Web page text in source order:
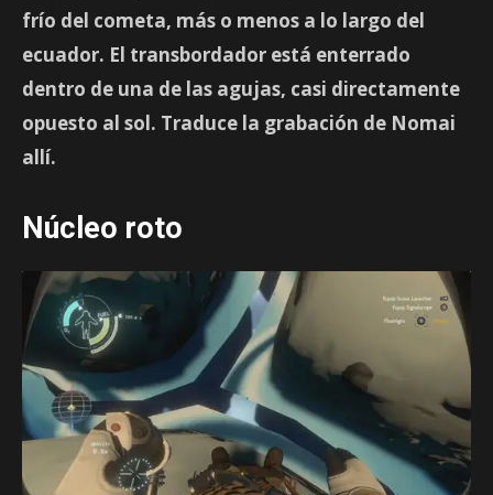
frío del cometa, más o menos a lo largo del
ecuador. El transbordador está enterrado
dentro de una de las agujas, casi directamente
opuesto al sol. Traduce la grabación de Nomai
allí.
Núcleo roto